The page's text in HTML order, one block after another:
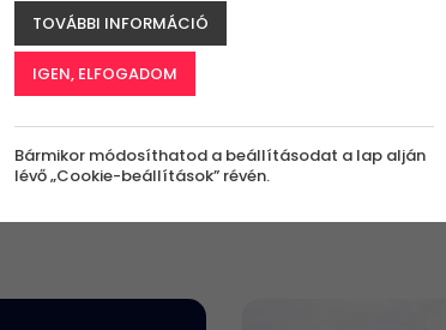
Milyen
értékben?
Bármennyi
élmény?
Bárkinek Bármilyen
TOVÁBBI INFORMÁCIÓ
IGEN, ELFOGADOM
Bármikor módosíthatod a beállításodat a lap alján
lévő „Cookie-beállítások” révén.